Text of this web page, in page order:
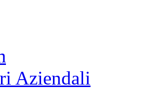
Aziendali